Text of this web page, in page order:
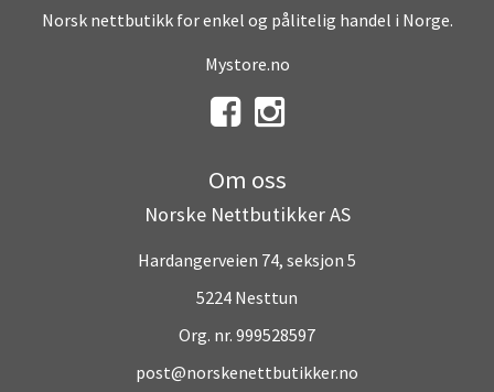
Norsk nettbutikk for enkel og pålitelig handel i Norge.
Mystore.no
Om oss
Norske Nettbutikker AS
Hardangerveien 74, seksjon 5
5224 Nesttun
Org. nr. 999528597
post@norskenettbutikker.no